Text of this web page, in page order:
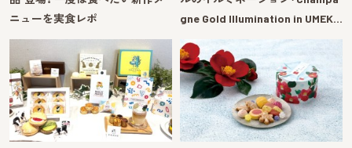
ニューを実食レポ
gne Gold Illumination in UMEK…